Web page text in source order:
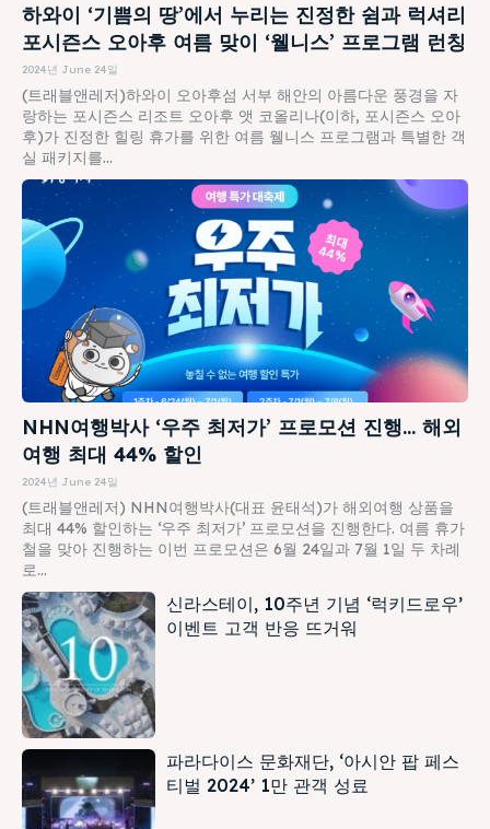
하와이 ‘기쁨의 땅’에서 누리는 진정한 쉼과 럭셔리
포시즌스 오아후 여름 맞이 ‘웰니스’ 프로그램 런칭
2024년 June 24일
(트래블앤레저)하와이 오아후섬 서부 해안의 아름다운 풍경을 자
랑하는 포시즌스 리조트 오아후 앳 코올리나(이하, 포시즌스 오아
후)가 진정한 힐링 휴가를 위한 여름 웰니스 프로그램과 특별한 객
실 패키지를...
NHN여행박사 ‘우주 최저가’ 프로모션 진행… 해외
여행 최대 44% 할인
2024년 June 24일
(트래블앤레저) NHN여행박사(대표 윤태석)가 해외여행 상품을
최대 44% 할인하는 ‘우주 최저가’ 프로모션을 진행한다. 여름 휴가
철을 맞아 진행하는 이번 프로모션은 6월 24일과 7월 1일 두 차례
로...
신라스테이, 10주년 기념 ‘럭키드로우’
이벤트 고객 반응 뜨거워
파라다이스 문화재단, ‘아시안 팝 페스
티벌 2024’ 1만 관객 성료